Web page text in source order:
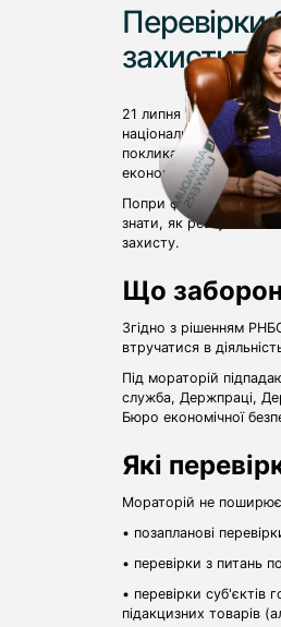
Перевірки
21 липня 2025 року
національної безпеки
покликаний знизити
економічну активність.
Попри формальне
знати, як реагувати
захисту.
Що
Згідно з рішенням
втручатися в
Під мораторій
служба, Держпраці,
Бюро економічної
Які
Мораторій не
• позапланові
• перевірки з питань
• перевірки суб'єктів
підакцизних товарів